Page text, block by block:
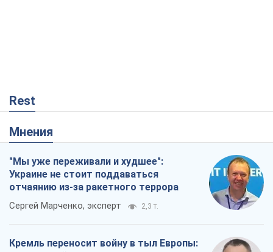
Rest
Мнения
"Мы уже переживали и худшее":
Украине не стоит поддаваться
отчаянию из-за ракетного террора
Сергей Марченко, эксперт 2,3 т.
Кремль переносит войну в тыл Европы: